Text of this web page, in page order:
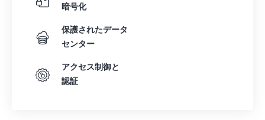
暗号化
保護されたデータ
センター
アクセス制御と
認証